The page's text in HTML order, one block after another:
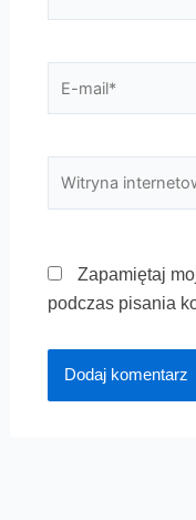
Zapamiętaj
podczas pisania